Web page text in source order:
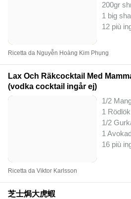
200gr
1 big
12 più
Ricetta da Nguyễn Hoàng Kim Phụng
Lax Och Räkcocktail Med
(vodka cocktail ingår ej)
1/2
1 Rödlök
1/2
1
16 più
Ricetta da Viktor Karlsson
芝士焗大虎蝦